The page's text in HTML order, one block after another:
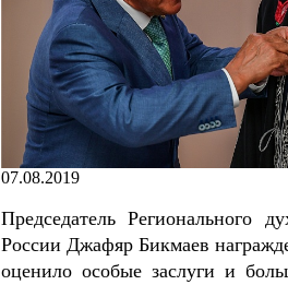
07.08.2019
Председатель Регионального
России Джафяр Бикмаев
оценило особые заслуги и